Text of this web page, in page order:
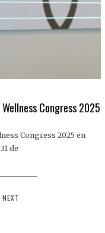
Congress 2025
Congress 2025 en
de
NEXT